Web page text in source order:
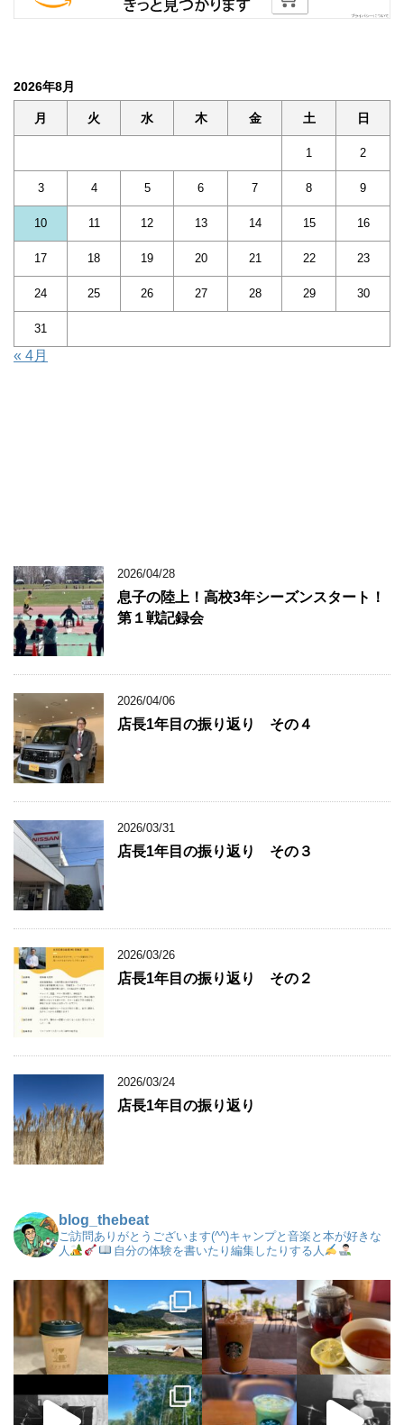
2026年8月
月 火 水 木 金 土 日
1 2
3 4 5 6 7 8 9
10 11 12 13 14 15 16
17 18 19 20 21 22 23
24 25 26 27 28 29 30
31
« 4月
2026/04/28
息子の陸上！高校3年シーズンスタート！
第１戦記録会
2026/04/06
店長1年目の振り返り その４
2026/03/31
店長1年目の振り返り その３
2026/03/26
店長1年目の振り返り その２
2026/03/24
店長1年目の振り返り
blog_thebeat
ご訪問ありがとうございます(^^)キャンプと音楽と本が好きな
人
自分の体験を書いたり編集したりする人